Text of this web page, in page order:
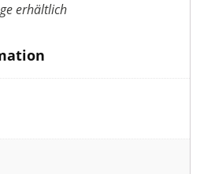
erhältlich